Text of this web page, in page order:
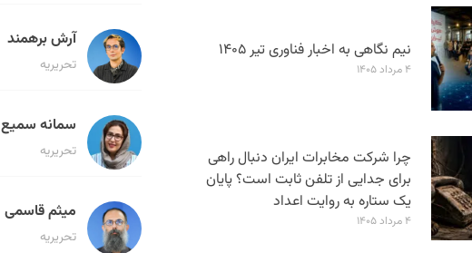
نیم نگاهی به اخبار فناوری تیر ۱۴۰۵
۴ مرداد ۱۴۰۵
چرا شرکت مخابرات ایران دنبال راهی
برای جدایی از تلفن ثابت است؟ پایان
یک ستاره به روایت اعداد
۴ مرداد ۱۴۰۵
آرش برهمند
تحریریه
سمانه سمیع
تحریریه
میثم قاسمی
تحریریه